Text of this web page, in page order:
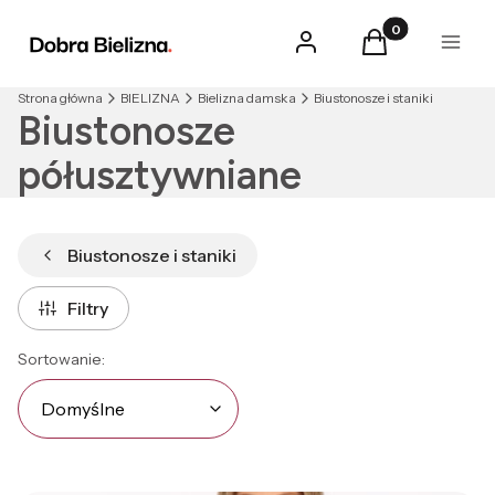
Zaloguj sięProdukty w
Koszyk Menu
Strona główna BIELIZNA Bielizna damska Biustonosze i staniki
Biustonosze
półusztywniane
Biustonosze i staniki
Filtry
Lista produktów
Sortowanie:
Domyślne